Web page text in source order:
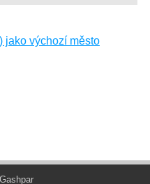
jako výchozí město